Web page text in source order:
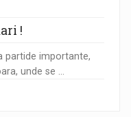
!
partide importante,
unde se ...